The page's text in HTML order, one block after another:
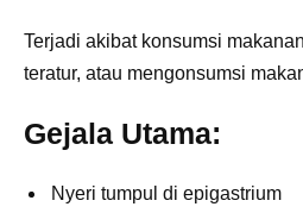
Terjadi akibat konsumsi
teratur, atau mengonsumsi
Gejala Utama:
Nyeri tumpul di epigastrium